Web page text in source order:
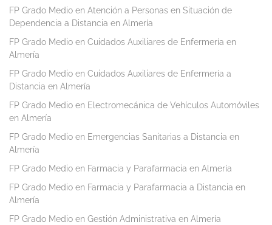
FP Grado Medio en Atención a Personas en Situación de
Dependencia a Distancia en Almería
FP Grado Medio en Cuidados Auxiliares de Enfermería en
Almería
FP Grado Medio en Cuidados Auxiliares de Enfermería a
Distancia en Almería
FP Grado Medio en Electromecánica de Vehículos Automóviles
en Almería
FP Grado Medio en Emergencias Sanitarias a Distancia en
Almería
FP Grado Medio en Farmacia y Parafarmacia en Almería
FP Grado Medio en Farmacia y Parafarmacia a Distancia en
Almería
FP Grado Medio en Gestión Administrativa en Almería